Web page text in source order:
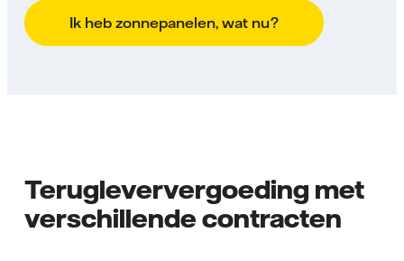
Ik heb zonnepanelen, wat nu?
Terugleververgoeding met
verschillende contracten